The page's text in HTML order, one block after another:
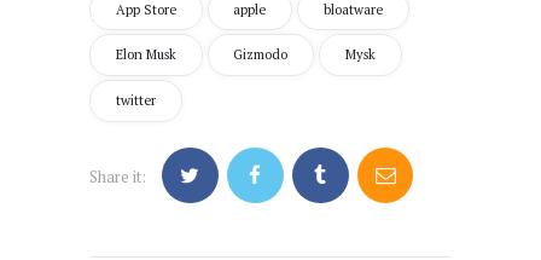
App Store apple bloatware
Elon Musk Gizmodo Mysk
twitter
Share it: